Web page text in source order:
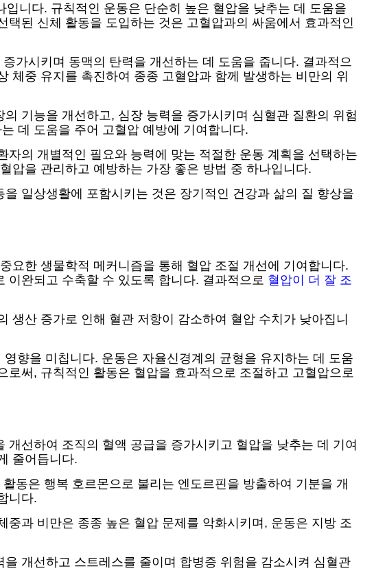
니다. 규칙적인 운동은 단순히 높은 혈압을 낮추는 데 도움을
된 신체 활동을 도입하는 것은 고혈압과의 싸움에서 효과적인
가시키며 동맥의 탄력을 개선하는 데 도움을 줍니다. 결과적으
체중 유지를 촉진하여 종종 고혈압과 함께 발생하는 비만의 위
기능을 개선하고, 심장 능력을 증가시키며 심혈관 질환의 위험
데 도움을 주어 고혈압 예방에 기여합니다.
의 개별적인 필요와 능력에 맞는 적절한 운동 계획을 선택하는
압을 관리하고 예방하는 가장 좋은 방법 중 하나입니다.
일상생활에 포함시키는 것은 장기적인 건강과 삶의 질 향상을
요한 생물학적 메커니즘을 통해 혈압 조절 개선에 기여합니다.
이완되고 수축할 수 있도록 합니다. 결과적으로 혈압이 더 잘 조
산 증가로 인해 혈관 저항이 감소하여 혈압 수치가 낮아집니
향을 미칩니다. 운동은 자율신경계의 균형을 유지하는 데 도움
써, 규칙적인 활동은 혈압을 효과적으로 조절하고 고혈압으로
선하여 조직의 혈액 공급을 증가시키고 혈압을 낮추는 데 기여
줄어듭니다.
동은 행복 호르몬으로 불리는 엔도르핀을 방출하여 기분을 개
니다.
과 비만은 종종 높은 혈압 문제를 악화시키며, 운동은 지방 조
개선하고 스트레스를 줄이며 합병증 위험을 감소시켜 심혈관